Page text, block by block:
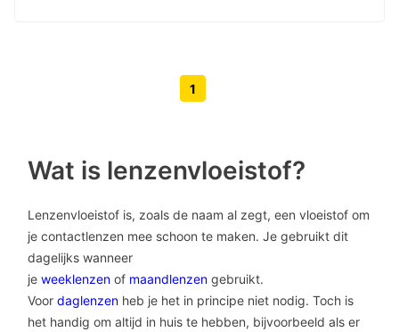
Vorige pagina knop
1
Wat is lenzenvloeistof?
Lenzenvloeistof is, zoals de naam al zegt, een vloeistof om
je contactlenzen mee schoon te maken. Je gebruikt dit
dagelijks wanneer
je weeklenzen of maandlenzen gebruikt.
Voor daglenzen heb je het in principe niet nodig. Toch is
het handig om altijd in huis te hebben, bijvoorbeeld als er